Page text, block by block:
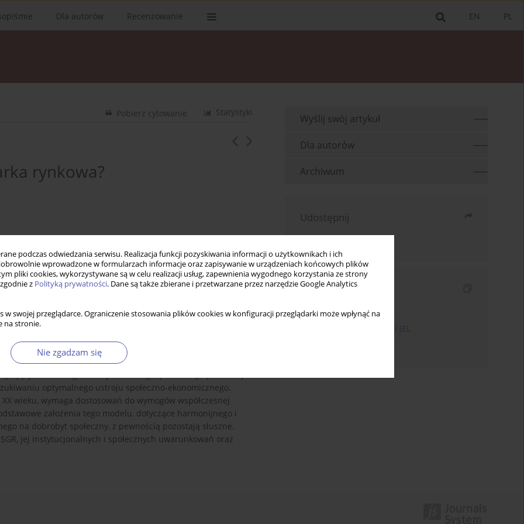
podczas odwiedzania serwisu. Realizacja funkcji pozyskiwania informacji o użytkownikach i ich
wprowadzone w formularzach informacje oraz zapisywanie w urządzeniach końcowych plików
pliki cookies, wykorzystywane są w celu realizacji usług, zapewnienia wygodnego korzystania ze strony
z Polityką prywatności. Dane są także zbierane i przetwarzane przez narzędzie Google Analytics
w swojej przeglądarce. Ograniczenie stosowania plików cookies w konfiguracji przeglądarki może wpłynąć na
na stronie.
Nie zgadzam się
PL
EN
Dla autorów Recenzowanie
Statystyki
Pobierz cytowanie
rynkowa?
rynkowej (SGR) jako modelu ustroju społeczno-
kapitalistycznej. Autorzy wskazują, że wobec wielu
w skali globalnej w sferze gospodarczej, społecznej i
optymalnego ustroju społeczno-ekonomicznego.
wieku, wymaga dostosowań do wymogów współczesnej
założenia tego modelu, dotyczące harmonijnego i
na dobrobyt społeczny, z pewnością pozostają słuszne.
jej instytucjonalnych i społecznych uwarunkowań oraz
Wyślij swój artykuł
Dla autorów
Archiwum
Udostępnij
Indeksy
Indeks słów kluczowych